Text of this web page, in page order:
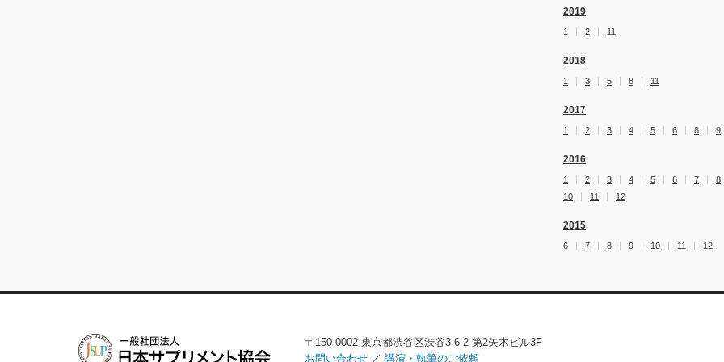
2019
1 2 11
2018
1 3 5 8 11
2017
1 2 3 4 5 6 8 9
2016
1 2 3 4 5 6 7
8
10
11 12
2015
6 7 8 9 10 11 12
〒150-0002 東京都渋谷区渋谷3-6-2 第2矢木ビル3F
お問い合わせ ／ 講演・執筆のご依頼